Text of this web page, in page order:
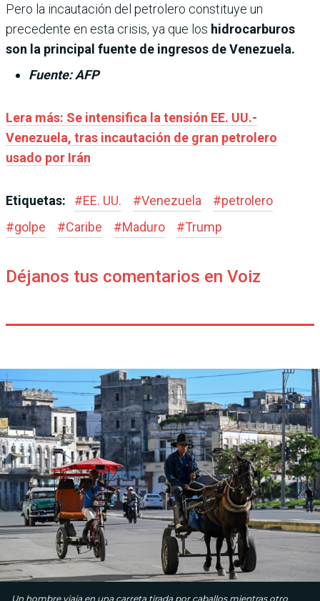
Pero la incautación del petrolero constituye un
precedente en esta crisis, ya que los hidrocarburos
son la principal fuente de ingresos de Venezuela.
Fuente: AFP
Lera más: Se intensifica la tensión EE. UU.-
Venezuela, tras incautación de gran petrolero
usado por Irán
Etiquetas: #EE. UU. #Venezuela #petrolero
#golpe #Caribe #Maduro #Trump
Déjanos tus comentarios en Voiz
Un hombre viaja en una carreta tirada por caballos mientras otro